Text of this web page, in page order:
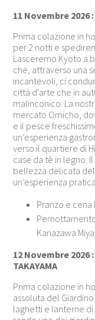
11 Novembre 2026 :
Prima colazione in
per 2 notti e
Lasceremo Kyoto a
che, attraverso una
incantevoli, ci
città d’arte che in
malinconico. La
mercato Omicho,
e il pesce
un’esperienza
verso il quartiere di
case da tè in legno.
bellezza delicata
un’esperienza
Pranzo e cena
Kanazawa
12 Novembre 2026 :
TAKAYAMA
Prima colazione in
assoluta del
laghetti e lanterne